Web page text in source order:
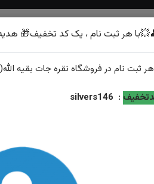
هر ثبت نام ، یک کد تخفیف🎁
ثبت نام در فروشگاه نقره جات بقیه
:
silvers146